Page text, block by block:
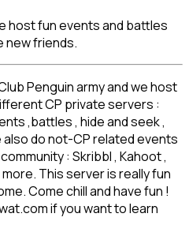
host fun events and battles
new friends.
Penguin army and we host
CP private servers :
,battles , hide and seek ,
do not-CP related events
: Skribbl , Kahoot ,
This server is really fun
Come chill and have fun !
if you want to learn